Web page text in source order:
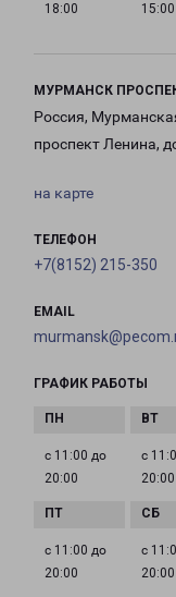
18:00
15:00
МУРМАНСК
Россия,
проспект Ленина,
на карте
ТЕЛЕФОН
+7(8152) 215-350
EMAIL
ГРАФИК РАБОТЫ
с 11:00 до
20:00
с
20:00
с 11:00 до
20:00
с
20:00